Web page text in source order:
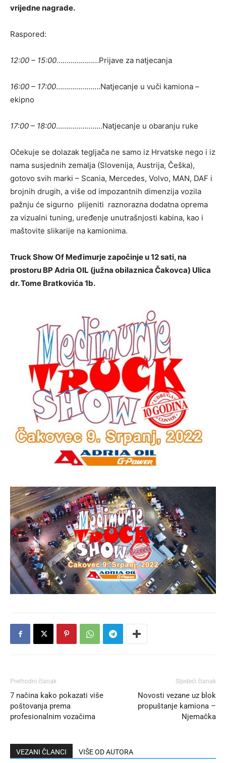
vrijedne nagrade.
Raspored:
12:00 – 15:00…………………Prijave za natjecanja
16:00 – 17:00………………….Natjecanje u vuči kamiona –
ekipno
17:00 – 18:00…………………..Natjecanje u obaranju ruke
Očekuje se dolazak tegljača ne samo iz Hrvatske nego i iz
nama susjednih zemalja (Slovenija, Austrija, Češka),
gotovo svih marki – Scania, Mercedes, Volvo, MAN, DAF i
brojnih drugih, a više od impozantnih dimenzija vozila
pažnju će sigurno plijeniti raznorazna dodatna oprema
za vizualni tuning, uređenje unutrašnjosti kabina, kao i
maštovite slikarije na kamionima.
Truck Show Of Međimurje započinje u 12 sati, na
prostoru BP Adria OIL (južna obilaznica Čakovca) Ulica
dr. Tome Bratkovića 1b.
Prethodni članak
7 načina kako pokazati više
poštovanja prema
profesionalnim vozačima
Sljedeći članak
Novosti vezane uz blok
propuštanje kamiona –
Njemačka
VEZANI ČLANCI VIŠE OD AUTORA